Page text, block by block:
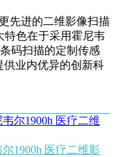
先进的二维影像扫描
大特色在于采用霍尼韦
码扫描的定制传感
供业内优异的创新科
1900h 医疗二维影